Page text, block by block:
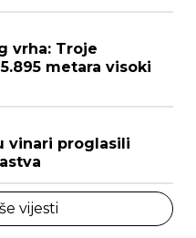
vrha: Troje
metara visoki
vinari proglasili
vijesti